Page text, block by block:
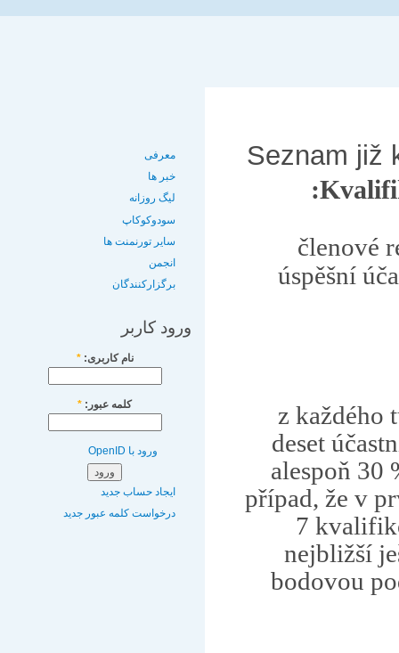
معرفی
خبر ها
لیگ روزانه
سودوکوکاپ
سایر تورنمنت ها
انجمن
برگزارکنندگان
ورود کاربر
نام کاربری:*
کلمه عبور: *
ورود با OpenID
ایجاد حساب جدید
درخواست کلمه عبور جدید
Seznam již
:
členové
úspěšní
z každého
deset
alespoň 30
případ, že v
7
nejbližší
bodovou